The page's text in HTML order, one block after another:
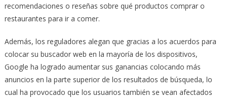
recomendaciones o reseñas sobre qué productos comprar o
restaurantes para ir a comer.
Además, los reguladores alegan que gracias a los acuerdos para
colocar su buscador web en la mayoría de los dispositivos,
Google ha logrado aumentar sus ganancias colocando más
anuncios en la parte superior de los resultados de búsqueda, lo
cual ha provocado que los usuarios también se vean afectados